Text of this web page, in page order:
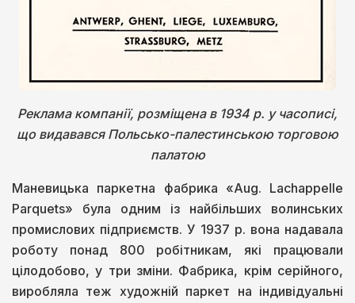
Реклама компанії, розміщена в 1934 р. у часописі,
що видавався Польсько-палестинською торговою
палатою
Маневицька паркетна фабрика «Aug. Lachappelle
Parquets» була одним із найбільших волинських
промислових підприємств. У 1937 р. вона надавала
роботу понад 800 робітникам, які працювали
цілодобово, у три зміни. Фабрика, крім серійного,
виробляла теж художній паркет на індивідуальні